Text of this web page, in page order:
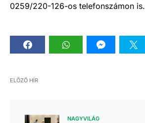
0259/220-126-os telefonszámon is.
ELŐZŐ HÍR
NAGYVILÁG